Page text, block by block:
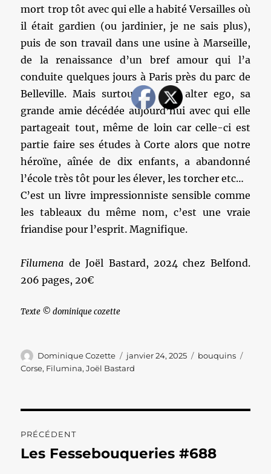
mort trop tôt avec qui elle a habité Versailles où
il était gardien (ou jardinier, je ne sais plus),
puis de son travail dans une usine à Marseille,
de la renaissance d’un bref amour qui l’a
conduite quelques jours à Paris près du parc de
Belleville. Mais surtout de son alter ego, sa
grande amie décédée aujourd’hui avec qui elle
partageait tout, même de loin car celle-ci est
partie faire ses études à Corte alors que notre
héroïne, aînée de dix enfants, a abandonné
l’école très tôt pour les élever, les torcher etc…
C’est un livre impressionniste sensible comme
les tableaux du même nom, c’est une vraie
friandise pour l’esprit. Magnifique.
Filumena de Joël Bastard, 2024 chez Belfond.
206 pages, 20€
Texte © dominique cozette
Auteur
Dominique Cozette
Publié
le
janvier 24, 2025 Catégories
bouquins
Corse, Filumina,Joël Bastard
de
PRÉCÉDENT
Publication
Les Fessebouqueries #688